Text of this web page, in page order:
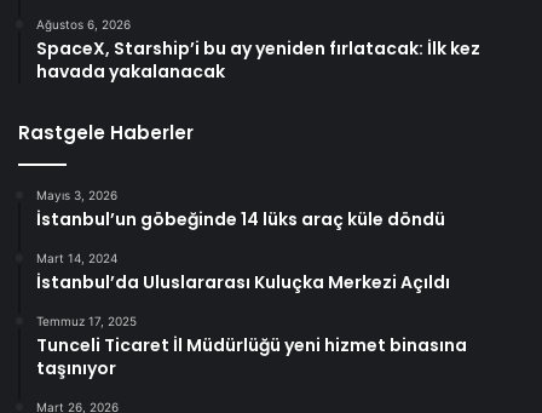
Ağustos 6, 2026
SpaceX, Starship’i bu ay yeniden fırlatacak: İlk kez
havada yakalanacak
Rastgele Haberler
Mayıs 3, 2026
İstanbul’un göbeğinde 14 lüks araç küle döndü
Mart 14, 2024
İstanbul’da Uluslararası Kuluçka Merkezi Açıldı
Temmuz 17, 2025
Tunceli Ticaret İl Müdürlüğü yeni hizmet binasına
taşınıyor
Mart 26, 2026